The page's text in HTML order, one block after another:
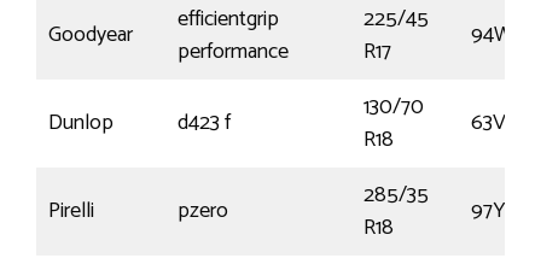
Goodyear
efficientgrip
performance
225/45
R17
94W
Dunlop d423 f
130/70
R18
63V
Pirelli pzero
285/35
R18
97Y